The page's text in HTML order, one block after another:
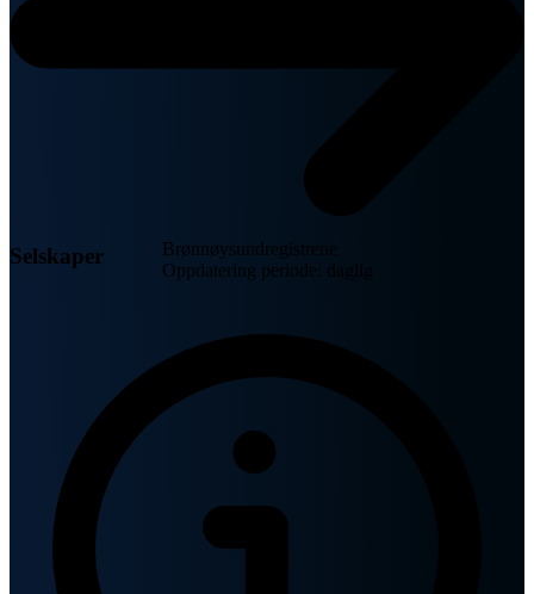
Selskaper
Brønnøysundregistrene
Oppdatering periode: daglig